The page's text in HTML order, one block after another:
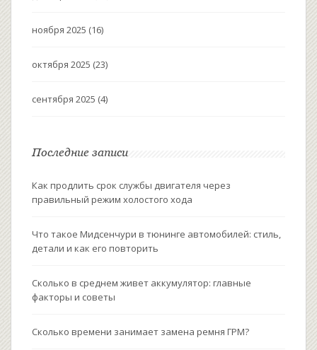
ноября 2025 (16)
октября 2025 (23)
сентября 2025 (4)
Последние записи
Как продлить срок службы двигателя через
правильный режим холостого хода
Что такое Мидсенчури в тюнинге автомобилей: стиль,
детали и как его повторить
Сколько в среднем живет аккумулятор: главные
факторы и советы
Сколько времени занимает замена ремня ГРМ?